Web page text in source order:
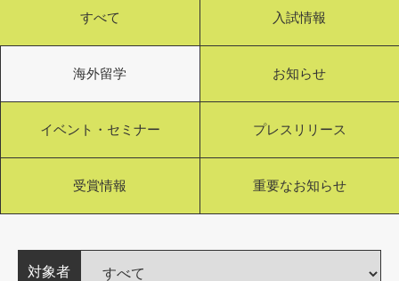
すべて 入試情報
海外留学 お知らせ
イベント・セミナー プレスリリース
受賞情報 重要なお知らせ
対象者